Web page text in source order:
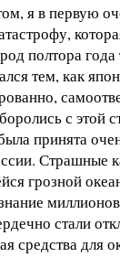
я в первую
полтора
тем, как
с этой
принята
Страшные
грозной
стали
средства для